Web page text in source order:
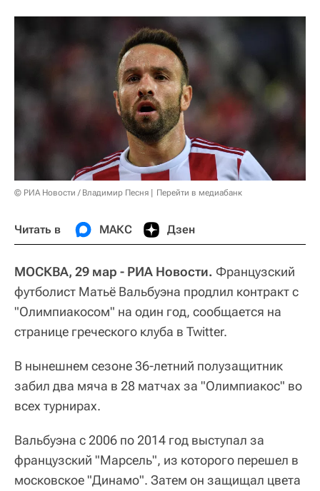
© РИА Новости / Владимир Песня Перейти в медиабанк
Читать в МАКС Дзен
МОСКВА, 29 мар - РИА Новости. Французский
футболист Матьё Вальбуэна продлил контракт с
"Олимпиакосом" на один год, сообщается на
странице греческого клуба в Twitter.
В нынешнем сезоне 36-летний полузащитник
забил два мяча в 28 матчах за "Олимпиакос" во
всех турнирах.
Вальбуэна с 2006 по 2014 год выступал за
французский "Марсель", из которого перешел в
московское "Динамо". Затем он защищал цвета